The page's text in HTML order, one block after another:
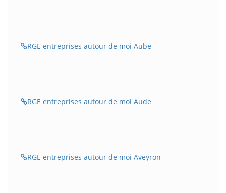
RGE entreprises autour de moi Aube
RGE entreprises autour de moi Aude
RGE entreprises autour de moi Aveyron